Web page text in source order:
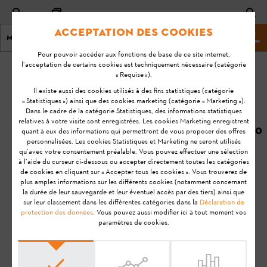
Menu Site Web de stihl
Page d'accueil KA-01121
Je souhaite
équiper ma
machine avec un
STIHL Smart
Connector neuf.
Est-ce que je peux
reprendre le temps
de fonctionnement
de ma machine ?
STIHL Connected
Dernière
mise à
jour:
08/07/2020
FAQ
Installation
Acceptation des cookies
Pour pouvoir accéder aux fonctions de base de ce site internet,
l’acceptation de certains cookies est techniquement nécessaire (catégorie
« Requise »).
Il existe aussi des cookies utilisés à des fins statistiques (catégorie
« Statistiques ») ainsi que des cookies marketing (catégorie « Marketing »).
Dans le cadre de la catégorie Statistiques, des informations statistiques
relatives à votre visite sont enregistrées. Les cookies Marketing enregistrent
quant à eux des informations qui permettront de vous proposer des offres
personnalisées. Les cookies Statistiques et Marketing ne seront utilisés
qu’avec votre consentement préalable. Vous pouvez effectuer une sélection
à l’aide du curseur ci-dessous ou accepter directement toutes les catégories
de cookies en cliquant sur « Accepter tous les cookies ». Vous trouverez de
plus amples informations sur les différents cookies (notamment concernant
la durée de leur sauvegarde et leur éventuel accès par des tiers) ainsi que
sur leur classement dans les différentes catégories dans la Déclaration de
protection des données. Vous pouvez aussi modifier ici à tout moment vos
paramètres de cookies.